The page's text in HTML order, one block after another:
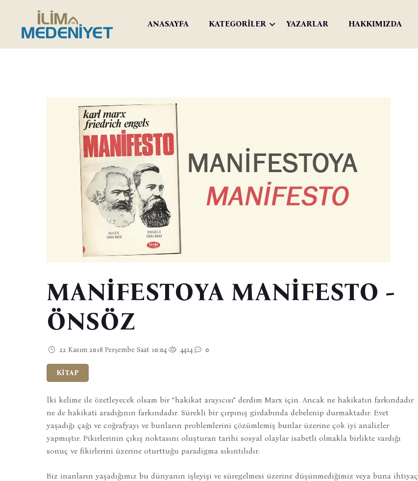
ANASAYFA KATEGORİLER YAZARLAR HAKKIMIZDA
MANİFESTOYA MANİFESTO -
ÖNSÖZ
22 Kasım 2018 Perşembe Saat 10:04 4424 0
KİTAP
İki kelime ile özetleyecek olsam bir “hakikat arayıcısı” derdim Marx için. Ancak ne hakikatın farkındadır
ne de hakikati aradığının farkındadır. Sürekli bir çırpınış girdabında debelenip durmaktadır. Evet
yaşadığı çağı ve coğrafyayı ve bunların problemlerini çözümlemiş bunlar üzerine çok iyi analizler
yapmıştır. Fikirlerinin çıkış noktasını oluşturan tarihi sosyal olaylar isabetli olmakla birlikte vardığı
sonuç ve fikirlerini üzerine oturttuğu paradigma sıkıntılıdır.
Biz inanların yaşadığımız bu dünyanın işleyişi ve süregelmesi üzerine düşünmediğimiz veya buna ihtiyaç